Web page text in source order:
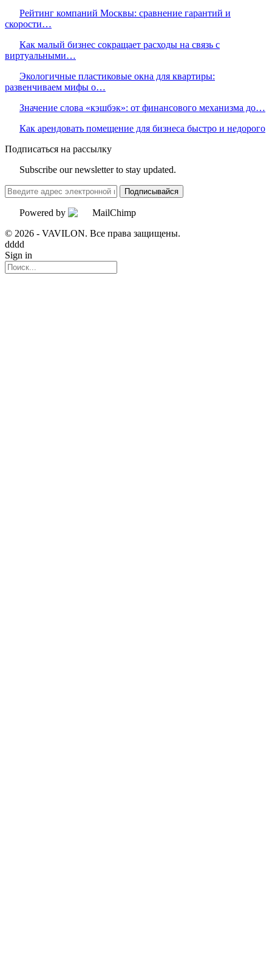
Рейтинг компаний Москвы: сравнение гарантий и
скорости…
Как малый бизнес сокращает расходы на связь с
виртуальными…
Экологичные пластиковые окна для квартиры:
развенчиваем мифы о…
Значение слова «кэшбэк»: от финансового механизма до…
Как арендовать помещение для бизнеса быстро и недорого
Подписаться на рассылку
Subscribe our newsletter to stay updated.
Подписывайся
Powered by
© 2026 - VAVILON. Все права защищены.
dddd
Sign in